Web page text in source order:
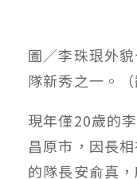
圖／李珠珢外
隊新秀之一。
現年僅20歲的
昌原市，因長
的隊長安俞真